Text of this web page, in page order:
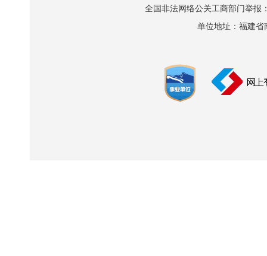
全国非法网络公关工商部门举报
单位地址：福建省